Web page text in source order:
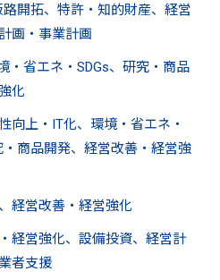
開拓、特許・知的財産、経営
画・事業計画
・省エネ・SDGs、研究・商品
化
向上・IT化、環境・省エネ・
商品開発、経営改善・経営強
経営改善・経営強化
経営強化、設備投資、経営計
者支援